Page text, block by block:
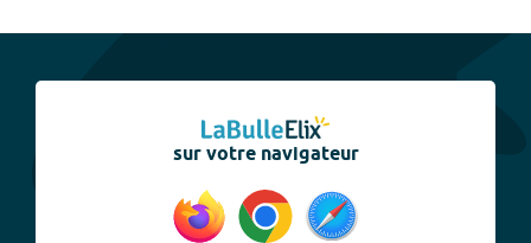
sur votre navigateur